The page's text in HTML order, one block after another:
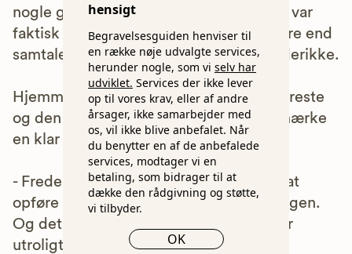
hensigt
Begravelsesguiden henviser til
en række nøje udvalgte services,
herunder nogle, som vi selv har
udviklet. Services der ikke lever
op til vores krav, eller af andre
årsager, ikke samarbejder med
os, vil ikke blive anbefalet. Når
du benytter en af de anbefalede
services, modtager vi en
betaling, som bidrager til at
dække den rådgivning og støtte,
vi tilbyder.
OK
nogle gange bare bliver ked af det. Det var
faktisk den største lettelse - næsten mere end
samtalen med mor og far, fortæller Frederikke.
Hjemme i huset kunne Tina, hendes kæreste
og den ældste af bonussøstrene også mærke
en klar forskel.
- Frederikke blev gladere og begyndte at
opføre sig som en almindelig teenager igen.
Og det var vi glade for, selvom det lyder
utroligt, fortæller Tina.